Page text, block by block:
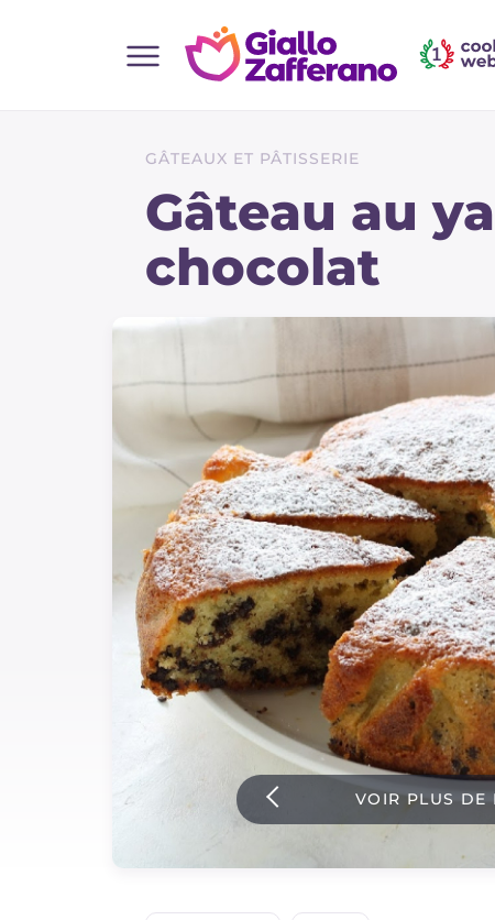
Toutes les recettes
Plats principaux
Accompagnement
Gateaux et patisserie
Dernieres recettes
Instagram
YouTube
GÂTEAUX ET PÂTISSERIE
Gâteau au
chocolat
VOIR PLUS DE